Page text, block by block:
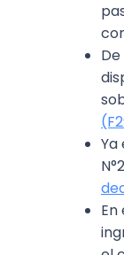
Ya
En